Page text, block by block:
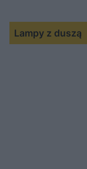
Lampy z duszą